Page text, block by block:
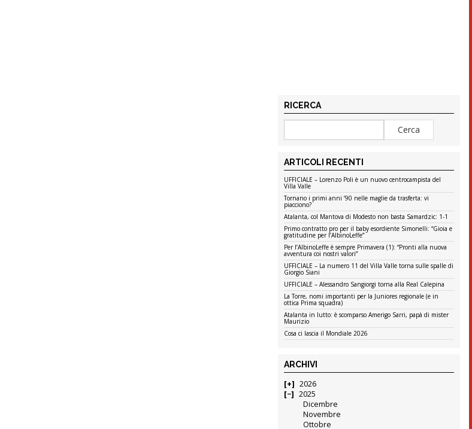
RICERCA
ARTICOLI RECENTI
UFFICIALE – Lorenzo Poli è un nuovo centrocampista del
Villa Valle
Tornano i primi anni ’90 nelle maglie da trasferta: vi
piacciono?
Atalanta, col Mantova di Modesto non basta Samardzic: 1-1
Primo contratto pro per il baby esordiente Simonelli: “Gioia e
gratitudine per l’AlbinoLeffe”
Per l’AlbinoLeffe è sempre Primavera (1): “Pronti alla nuova
avventura coi nostri valori”
UFFICIALE – La numero 11 del Villa Valle torna sulle spalle di
Giorgio Siani
UFFICIALE – Alessandro Sangiorgi torna alla Real Calepina
La Torre, nomi importanti per la Juniores regionale (e in
ottica Prima squadra)
Atalanta in lutto: è scomparso Amerigo Sarri, papà di mister
Maurizio
Cosa ci lascia il Mondiale 2026
ARCHIVI
2026
2025
Dicembre
Novembre
Ottobre